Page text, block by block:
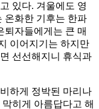
있다. 겨울에도 영
온화한 기후는 한파
퇴자들에게는 큰 매
이어지기는 하지만
선선해지니 휴식과
하게 정박된 마리나
히게 아름답다고 해